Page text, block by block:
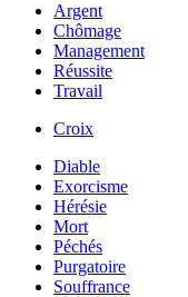
Argent
Chômage
Management
Réussite
Travail
Croix
Diable
Exorcisme
Hérésie
Mort
Péchés
Purgatoire
Souffrance